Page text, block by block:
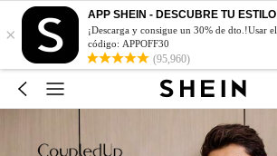
×
APP SHEIN - DESCUBRE TU ESTILO
¡Descarga y consigue un 30% de dto.!Usar el
código: APPOFF30
(95,960)